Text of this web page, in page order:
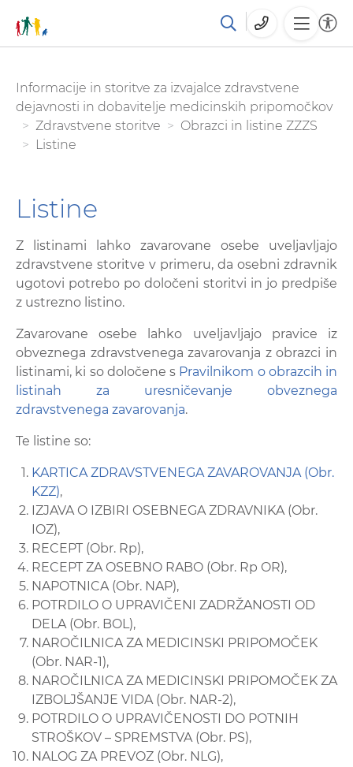
glavno
vsebino
You are here:
Informacije in storitve za izvajalce zdravstvene
dejavnosti in dobavitelje medicinskih pripomočkov
Zdravstvene storitve
Obrazci in listine ZZZS
Listine
Listine
Z listinami lahko zavarovane osebe uveljavljajo
zdravstvene storitve v primeru, da osebni zdravnik
ugotovi potrebo po določeni storitvi in jo predpiše
z ustrezno listino.
Zavarovane osebe lahko uveljavljajo pravice iz
obveznega zdravstvenega zavarovanja z obrazci in
listinami, ki so določene s Pravilnikom o obrazcih in
listinah za uresničevanje obveznega
zdravstvenega zavarovanja.
Te listine so:
KARTICA ZDRAVSTVENEGA ZAVAROVANJA (Obr.
KZZ),
IZJAVA O IZBIRI OSEBNEGA ZDRAVNIKA (Obr.
IOZ),
RECEPT (Obr. Rp),
RECEPT ZA OSEBNO RABO (Obr. Rp OR),
NAPOTNICA (Obr. NAP),
POTRDILO O UPRAVIČENI ZADRŽANOSTI OD
DELA (Obr. BOL),
NAROČILNICA ZA MEDICINSKI PRIPOMOČEK
(Obr. NAR-1),
NAROČILNICA ZA MEDICINSKI PRIPOMOČEK ZA
IZBOLJŠANJE VIDA (Obr. NAR-2),
POTRDILO O UPRAVIČENOSTI DO POTNIH
STROŠKOV – SPREMSTVA (Obr. PS),
NALOG ZA PREVOZ (Obr. NLG),